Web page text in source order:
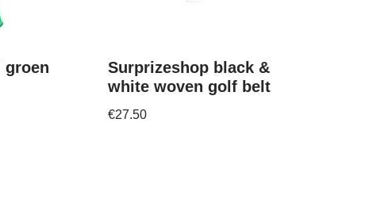
groen
Surprizeshop black &
white woven golf belt
€27.50